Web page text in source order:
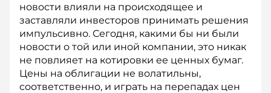
новости влияли на происходящее и
заставляли инвесторов принимать решения
импульсивно. Сегодня, какими бы ни были
новости о той или иной компании, это никак
не повлияет на котировки ее ценных бумаг.
Цены на облигации не волатильны,
соответственно, и играть на перепадах цен